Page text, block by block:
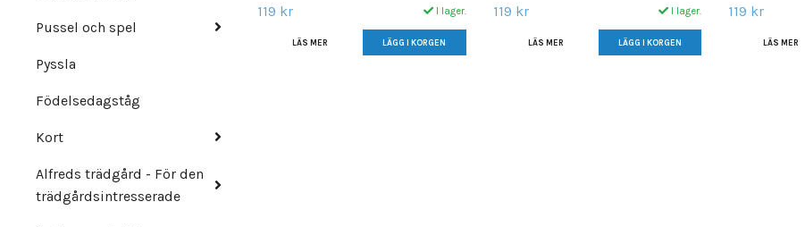
Pussel och spel
Pyssla
Födelsedagståg
Kort
Alfreds trädgård - För den
trädgårdsintresserade
119 kr I lager.
LÄS MER
119 kr I lager.
LÄS MER
119 kr
LÄS MER